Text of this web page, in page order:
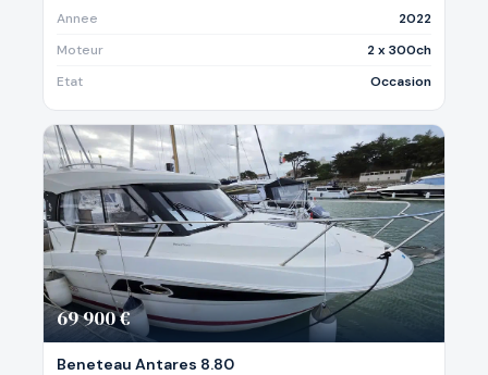
Annee
2022
Moteur
2 x 300ch
Etat
Occasion
69 900 €
Beneteau Antares 8.80